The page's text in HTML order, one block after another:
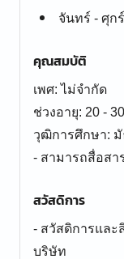
จันทร์ - ศุก
คุณสมบัติ
เพศ: ไม่จำกัด
ช่วงอายุ: 20 -
วุฒิการศึกษา:
- สามารถสื่อสา
สวัสดิการ
- สวัสดิการและ
บริษัท